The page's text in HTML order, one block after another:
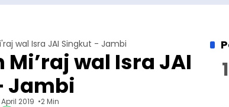
wal Isra JAI Singkut - Jambi
wal Isra JAI
Jambi
2019 2 Min